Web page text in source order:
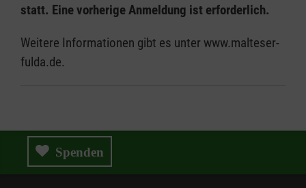
statt. Eine vorherige Anmeldung ist erforderlich.
Weitere Informationen gibt es unter www.malteser-
fulda.de.
Spenden